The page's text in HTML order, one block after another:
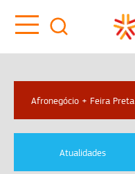
Afronegócio + Feira Preta
Atualidades